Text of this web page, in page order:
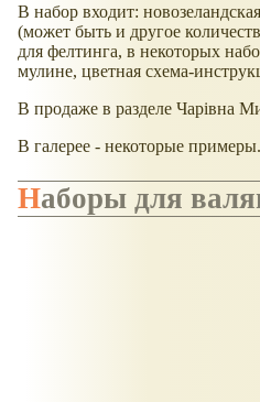
В набор входит:
(может быть и другое
для фелтинга, в некоторых
мулине, цветная схема-
В продаже в разделе Чарівна
В галерее - некоторые примеры.
Наборы для